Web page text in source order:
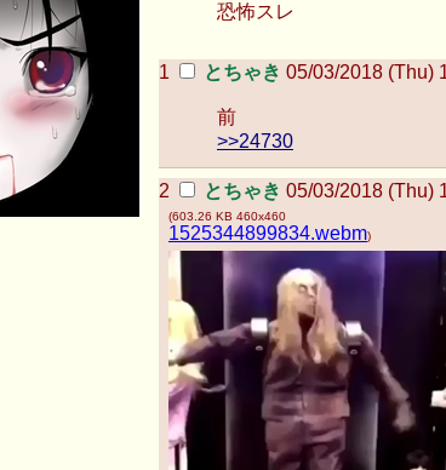
恐怖スレ
とちゃき 05/03/2018 (Thu)
前
>>24730
とちゃき 05/03/2018 (Thu)
(603.26 KB 460x460
1525344899834.webm)